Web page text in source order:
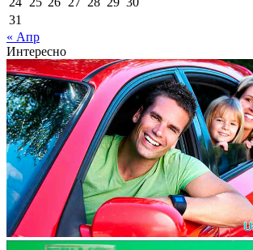
31
« Апр
Интересно